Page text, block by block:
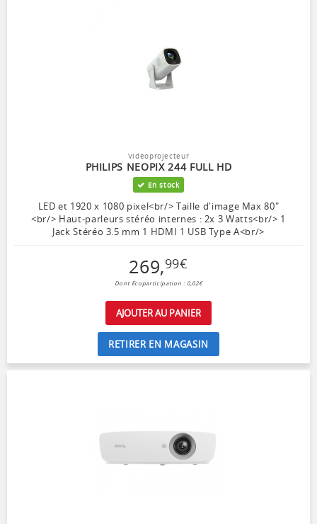
Vidéoprojecteur
PHILIPS NEOPIX 244 FULL HD
En stock
LED et 1920 x 1080 pixel<br/> Taille d'image Max 80"
<br/> Haut-parleurs stéréo internes : 2x 3 Watts<br/> 1
Jack Stéréo 3.5 mm 1 HDMI 1 USB Type A<br/>
269,99€
Dont Ecoparticipation : 0,02€
AJOUTER AU PANIER
RETIRER EN MAGASIN